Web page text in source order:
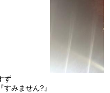
ず
『すみません?』